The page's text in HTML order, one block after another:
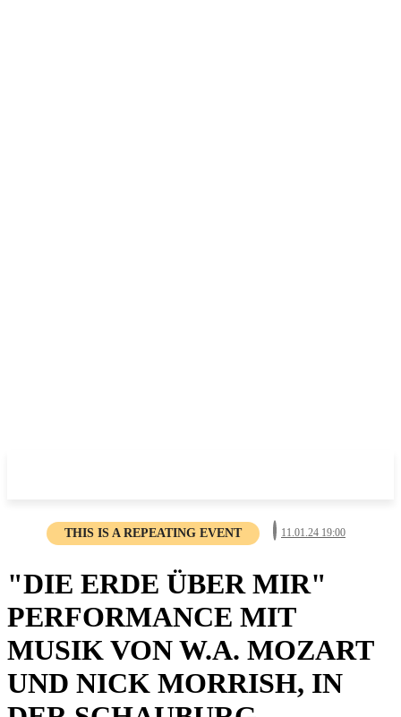
THIS IS A REPEATING EVENT 11.01.24 19:00
"DIE ERDE ÜBER MIR"
PERFORMANCE MIT
MUSIK VON W.A. MOZART
UND NICK MORRISH, IN